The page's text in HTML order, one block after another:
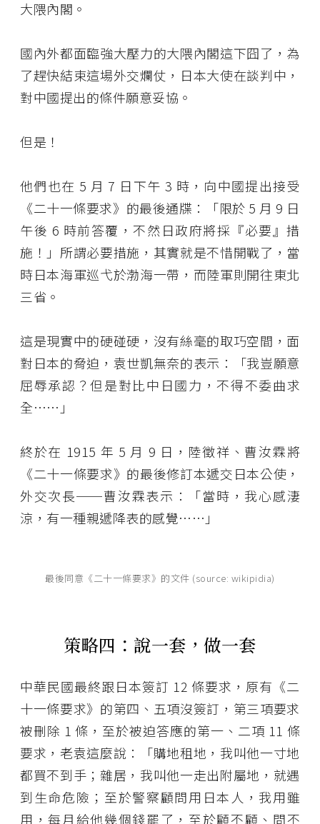
大隈內閣。
國內外都面臨強大壓力的大隈內閣這下囧了，為
了趕快結束這場外交爛仗，日本大使在談判中，
對中國提出的條件願意妥協。
但是！
他們也在 5 月 7 日下午 3 時，向中國提出接受
《二十一條要求》的最後通牒：「限於 5 月 9 日
午後 6 時前答覆，不然日政府將採『必要』措
施！」所謂必要措施，其實就是不惜開戰了，當
時日本海軍巡弋於渤海一帶，而陸軍則開往東北
三省。
這是現實中的硬碰硬，沒有絲毫的取巧空間，面
對日本的脅迫，袁世凱無奈的表示：「我豈願意
屈辱承認？但是對比中日國力，不得不委曲求
全……」
終於在 1915 年 5 月 9 日，陸徵祥、曹汝霖將
《二十一條要求》的最後修訂本遞交日本公使，
外交次長──曹汝霖表示：「當時，我心感淒
涼，有一種親遞降表的感覺……」
最後同意《二十一條要求》的文件 (source: wikipidia)
策略四：說一套，做一套
中華民國最終跟日本簽訂 12 條要求，原有《二
十一條要求》的第四、五項沒簽訂，第三項要求
被刪除 1 條，至於被迫答應的第一、二項 11 條
要求，老袁這麼說：「購地租地，我叫他一寸地
都買不到手；雜居，我叫他一走出附屬地，就遇
到生命危險；至於警察顧問用日本人，我用雖
用，每月給他幾個錢罷了，至於顧不顧、問不